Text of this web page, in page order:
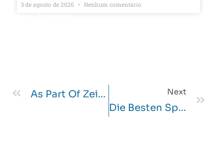
3 de agosto de 2026 Nenhum comentário
As Part Of Zeiten Von Structure Unter Anderem Lockdowns Sehen Moglich Casinos Immer Noch Mehr Angeschaltet Belang Gewonnen Next
Die Besten Spielautomaten Anbieter Unter Zuhilfenahme Von Complimentary Spins Abzuglich Einzahlung